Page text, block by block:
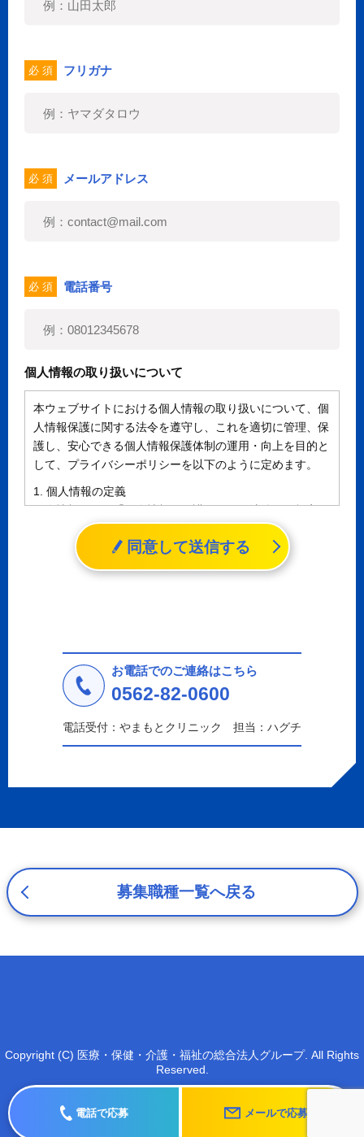
必 須 フリガナ
必 須 メールアドレス
必 須 電話番号
個人情報の取り扱いについて
本ウェブサイトにおける個人情報の取り扱いについて、個
人情報保護に関する法令を遵守し、これを適切に管理、保
護し、安心できる個人情報保護体制の運用・向上を目的と
して、プライバシーポリシーを以下のように定めます。
1. 個人情報の定義
個人情報とは、「個人情報の保護に関する法律」に規定さ
れる生存する個人に関する情報であって、氏名、生年月日
その他の記述等により特定の個人を識別することができる
情報（個人識別情報）を指します。
法令により許された場合を除き、個人情報を第三者に提供
しません。
a.応募者等からのお問い合わせに対応・管理するため
b.本ウェブサイトにおけるサービスの提供・運用のため
c.重要なお知らせなど必要に応じたご連絡のため
d.上記の利用目的に付随する目的
プライバシーを尊重し、収集した個人情報に対し、開示、
間、妥当な範囲内でこれに応じます。
応募者等の個人情報の取得、利用その他一切の取り扱いに
ついて、個人情報の保護に関する法律、その他の関連法
応募者等の個人情報を正確かつ最新の内容に保つよう努め
利用しています。 Cookieとは、webコンテンツへのアク
セスに関する情報であり、氏名・メールアドレス・住所・
電話番号は含まれません。また、お使いのブラウザ設定か
らCookieを無効にすることが可能です。
同意して送信する
お電話でのご連絡はこちら
0562-82-0600
電話受付：やまもとクリニック 担当：ハグチ
募集職種一覧へ戻る
電話で応募 メールで応募
Copyright (C) 医療・保健・介護・福祉の総合法人グループ. All Rights
Reserved.